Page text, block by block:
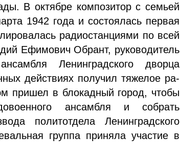
В октябре композитор с семьей
1942 года и состоялась первая
радиостанциями по всей
Ефимович Обрант, руководитель
Ленинградского дворца
действиях получил тяжелое ра­
при­шел в блокадный город, чтобы
ансам­бля и собрать
политотдела Ленинградского
группа приняла участие в